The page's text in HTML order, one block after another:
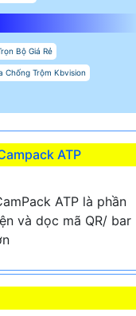
Bộ Giá Rẻ
Chống Trộm Kbvision
ATP
ATP là phần
và dọc mã QR/ bar